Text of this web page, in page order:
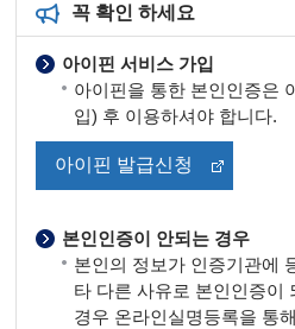
꼭 확인 하세요
아이핀 서비스 가입
아이핀을 통한 본인인증은
입) 후 이용하셔야 합니다.
아이핀 발급신청
본인인증이 안되는 경우
본인의 정보가 인증기관에
타 다른 사유로 본인인증이
경우 온라인실명등록을 통